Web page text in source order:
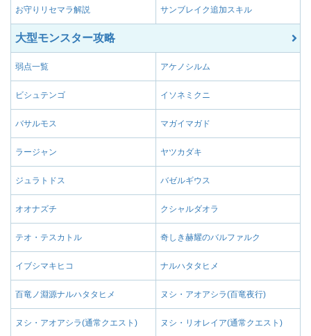
お守りリセマラ解説 サンブレイク追加スキル
大型モンスター攻略
弱点一覧 アケノシルム
ビシュテンゴ イソネミクニ
バサルモス マガイマガド
ラージャン ヤツカダキ
ジュラトドス バゼルギウス
オオナズチ クシャルダオラ
テオ・テスカトル 奇しき赫耀のバルファルク
イブシマキヒコ ナルハタタヒメ
百竜ノ淵源ナルハタタヒメ ヌシ・アオアシラ(百竜夜行)
ヌシ・アオアシラ(通常クエスト) ヌシ・リオレイア(通常クエスト)